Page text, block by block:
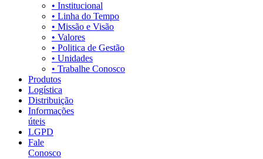
• Institucional
• Linha do Tempo
• Missão e Visão
• Valores
• Politica de Gestão
• Unidades
• Trabalhe Conosco
Produtos
Logística
Distribuição
Informações
úteis
LGPD
Fale
Conosco